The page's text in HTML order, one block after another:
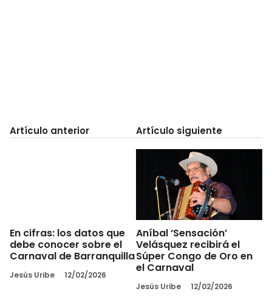
Artículo anterior
En cifras: los datos que
debe conocer sobre el
Carnaval de Barranquilla
Jesús Uribe 12/02/2026
Artículo siguiente
Aníbal ‘Sensación’
Velásquez recibirá el
Súper Congo de Oro en
el Carnaval
Jesús Uribe 12/02/2026